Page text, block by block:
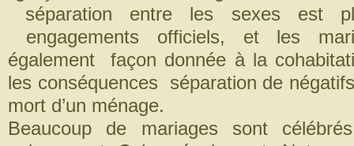
séparation entre les sexes est
engagements officiels, et les
également façon donnée à la
les conséquences séparation de
mort d’un ménage.
Beaucoup de mariages sont